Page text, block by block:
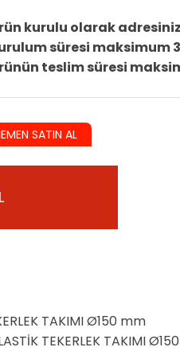
kurulu olarak
süresi maksimum
teslim süresi
SATIN AL
TAKIMI Ø150 mm
TEKERLEK TAKIMI